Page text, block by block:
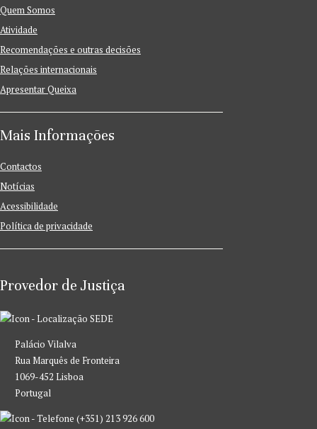
Quem Somos
Atividade
Recomendações e outras decisões
Relações internacionais
Apresentar Queixa
Mais Informações
Contactos
Notícias
Acessibilidade
Política de privacidade
Provedor de Justiça
SEDE
Palácio Vilalva
Rua Marquês de Fronteira
1069-452 Lisboa
Portugal
(+351) 213 926 600